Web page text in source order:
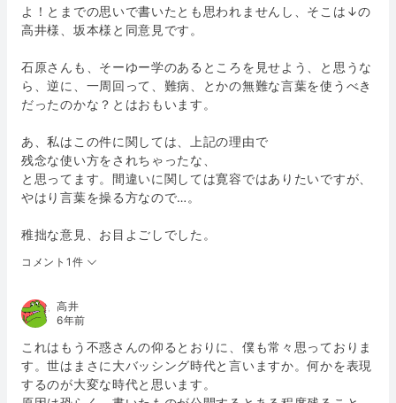
よ！とまでの思いで書いたとも思われませんし、そこは↓の
高井様、坂本様と同意見です。
石原さんも、そーゆー学のあるところを見せよう、と思うな
ら、逆に、一周回って、難病、とかの無難な言葉を使うべき
だったのかな？とはおもいます。
あ、私はこの件に関しては、上記の理由で
残念な使い方をされちゃったな、
と思ってます。間違いに関しては寛容ではありたいですが、
やはり言葉を操る方なので…。
稚拙な意見、お目よごしでした。
コメント1件
高井
6年前
これはもう不惑さんの仰るとおりに、僕も常々思っておりま
す。世はまさに大バッシング時代と言いますか。何かを表現
するのが大変な時代と思います。